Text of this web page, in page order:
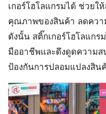
เกอร์โฮโลแกรมได้ ช่วยใ
คุณภาพของสินค้า ลดควา
ดังนั้น สติ๊กเกอร์โฮโลแกร
มืออาชีพและดึงดูดความส
ป้องกันการปลอมแปลงสิน